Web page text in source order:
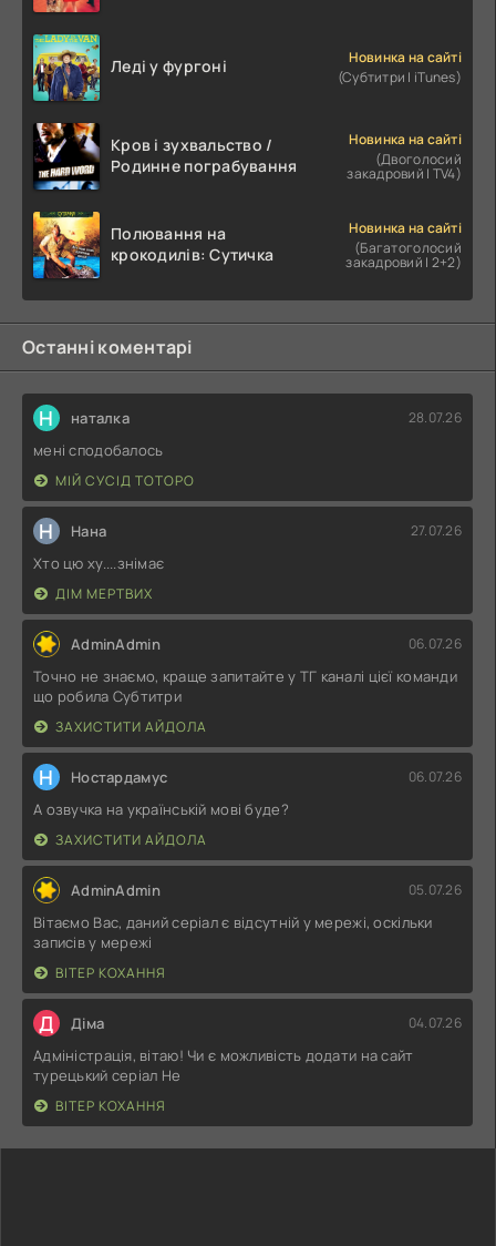
Леді у фургоні
Новинка на сайті
(Субтитри | iTunes)
Кров і зухвальство /
Родинне пограбування
Новинка на сайті
(Двоголосий
закадровий | TV4)
Полювання на
крокодилів: Сутичка
Новинка на сайті
(Багатоголосий
закадровий | 2+2)
Останні коментарі
Н наталка 28.07.26
мені сподобалось
МІЙ СУСІД ТОТОРО
Н Нана 27.07.26
Хто цю ху....знімає
ДІМ МЕРТВИХ
AdminAdmin 06.07.26
Точно не знаємо, краще запитайте у ТГ каналі цієї команди
що робила Субтитри
ЗАХИСТИТИ АЙДОЛА
Н Ностардамус 06.07.26
А озвучка на українській мові буде?
ЗАХИСТИТИ АЙДОЛА
AdminAdmin 05.07.26
Вітаємо Вас, даний серіал є відсутній у мережі, оскільки
записів у мережі
ВІТЕР КОХАННЯ
Д Діма 04.07.26
Адміністрація, вітаю! Чи є можливість додати на сайт
турецький серіал Не
ВІТЕР КОХАННЯ